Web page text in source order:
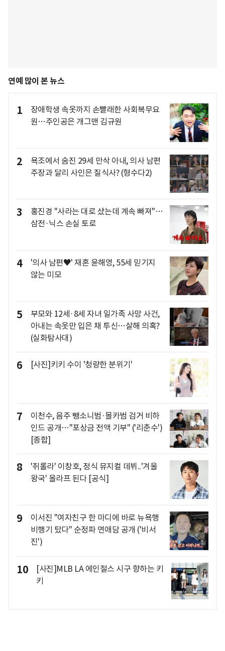
연예 많이 본 뉴스
1
장애학생 속옷까지 손빨래한 사회복무요
원…주인공은 개그맨 김규원
2
욕조에서 숨진 29세 만삭 아내, 의사 남편
주장과 달리 사인은 질식사? (형수다2)
3
홍진경 "사라는 대로 샀는데 계속 빠져"…
삼전·닉스 손실 토로
4
'의사 남편♥' 재혼 윤해영, 55세 믿기지
않는 미모
5
부모와 12세·8세 자녀 일가족 사망 사건,
아내는 속옷만 입은 채 투신…살해 의혹?
(실화탐사대)
6 [사진]키키 수이 '청량한 분위기'
7
이천수, 음주 뺑소니범·몰카범 검거 비하
인드 공개…"포상금 전액 기부" ('리춘수')
[종합]
8
'쥐롤라' 이창호, 정식 뮤지컬 데뷔..'겨울
왕국' 올라프 된다 [공식]
9
이서진 "여자친구 한 마디에 바로 뉴욕행
비행기 탔다" 순정파 연애담 공개 ('비서
진')
10
[사진]MLB LA 에인절스 시구 향하는 키
키